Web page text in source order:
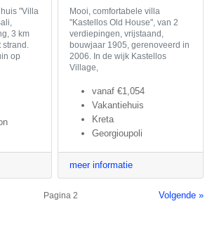
"Villa
3 km
op
Mooi, comfortabele villa
"Kastellos Old House", van 2
verdiepingen, vrijstaand,
bouwjaar 1905, gerenoveerd in
2006. In de wijk Kastellos
Village,
vanaf €1,054
Vakantiehuis
Kreta
Georgioupoli
meer informatie
Volgende »
Pagina 2